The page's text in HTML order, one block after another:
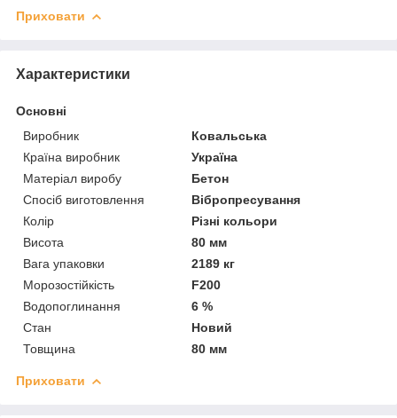
Приховати
Характеристики
Основні
Виробник
Ковальська
Країна виробник
Україна
Матеріал виробу
Бетон
Спосіб виготовлення
Вібропресування
Колір
Різні кольори
Висота
80 мм
Вага упаковки
2189 кг
Морозостійкість
F200
Водопоглинання
6 %
Стан
Новий
Товщина
80 мм
Приховати